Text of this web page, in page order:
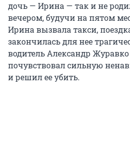
дочь — Ирина — так и не
вечером, будучи на пятом
Ирина вызвала такси,
закончилась для нее
водитель Александр
почувствовал сильную
и решил ее убить.